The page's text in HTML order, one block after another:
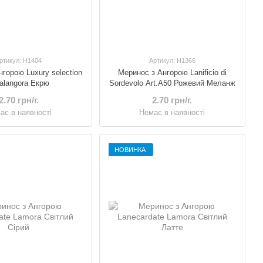
H1404
Luxury selection
Екрю
грн/г.
в наявності
Артикул: H1366
Меринос з Ангорою Lanificio di
Sordevolo Art.A50 Рожевий Меланж
2.70 грн/г.
Немає в наявності
НОВИНКА